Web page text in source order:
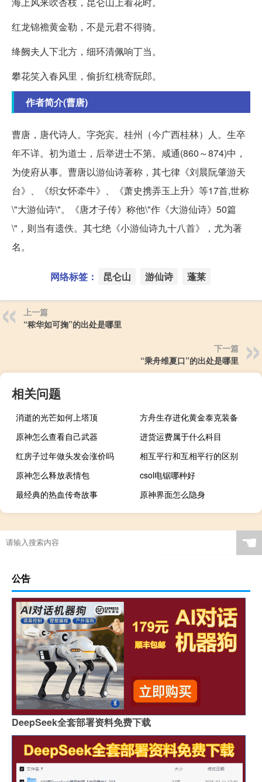
红龙锦襜黄金勒，不是元君不得骑。
绛阙夫人下北方，细环清佩响丁当。
攀花笑入春风里，偷折红桃寄阮郎。
作者简介(曹唐)
曹唐，唐代诗人。字尧宾。桂州（今广西桂林）人。生卒
年不详。初为道士，后举进士不第。咸通(860～874)中，
为使府从事。曹唐以游仙诗著称，其七律《刘晨阮肇游天
台》、《织女怀牵牛》、《萧史携弄玉上升》等17首,世称
\"大游仙诗\"。《唐才子传》称他\"作《大游仙诗》50篇
\"，则当有遗佚。其七绝《小游仙诗九十八首》，尤为著
名。
网络标签： 昆仑山 游仙诗 蓬莱
上一篇
“秾华如可掬”的出处是哪里
下一篇
“乘舟维夏口”的出处是哪里
相关问题
消逝的光芒如何上塔顶
方舟生存进化黄金泰克装备
原神怎么查看自己武器
进货运费属于什么科目
红房子过年做头发会涨价吗
相互平行和互相平行的区别
原神怎么释放表情包
csol电锯哪种好
最经典的热血传奇故事
原神界面怎么隐身
☚
公告
DeepSeek全套部署资料免费下载